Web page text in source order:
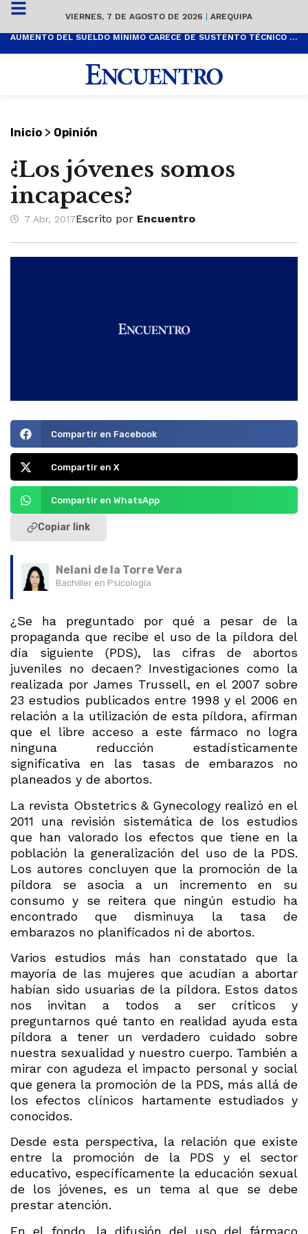
VIERNES, 7 DE AGOSTO DE 2026 | AREQUIPA
AUMENTO DEL SUELDO MÍNIMO CARECE DE SUSTENTO TÉCNICO Y ES POPULISTA
Inicio > Opinión
¿Los jóvenes somos
incapaces?
7 Abr, 2017Escrito por Encuentro
Compartir en Facebook
Compartir en X
Compartir en WhatsApp
Copiar link
Nelani de la Torre Vera
Bachiller en Psicología
¿Se ha preguntado por qué a pesar de la
propaganda que recibe el uso de la píldora del
día siguiente (PDS), las cifras de abortos
juveniles no decaen? Investigaciones como la
realizada por James Trussell, en el 2007 sobre
23 estudios publicados entre 1998 y el 2006 en
relación a la utilización de esta píldora, afirman
que el libre acceso a este fármaco no logra
ninguna reducción estadísticamente
significativa en las tasas de embarazos no
planeados y de abortos.
La revista Obstetrics & Gynecology realizó en el
2011 una revisión sistemática de los estudios
que han valorado los efectos que tiene en la
población la generalización del uso de la PDS.
Los autores concluyen que la promoción de la
píldora se asocia a un incremento en su
consumo y se reitera que ningún estudio ha
encontrado que disminuya la tasa de
embarazos no planificados ni de abortos.
Varios estudios más han constatado que la
mayoría de las mujeres que acudían a abortar
habían sido usuarias de la píldora. Estos datos
nos invitan a todos a ser críticos y
preguntarnos qué tanto en realidad ayuda esta
píldora a tener un verdadero cuidado sobre
nuestra sexualidad y nuestro cuerpo. También a
mirar con agudeza el impacto personal y social
que genera la promoción de la PDS, más allá de
los efectos clínicos hartamente estudiados y
conocidos.
Desde esta perspectiva, la relación que existe
entre la promoción de la PDS y el sector
educativo, específicamente la educación sexual
de los jóvenes, es un tema al que se debe
prestar atención.
En el fondo, la difusión del uso del fármaco